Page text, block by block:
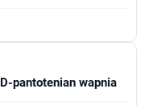
D-pantotenian wapnia